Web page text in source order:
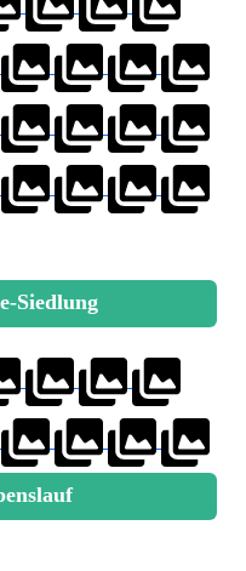
Siedlung